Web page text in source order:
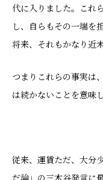
代に入りました。これ
し、自らもその一端を
将来、それもかなり近
つまりこれらの事実は
は続かないことを意味
従来、運賃ただ、大分
だ論」の三木谷発言に